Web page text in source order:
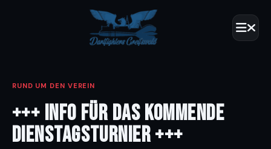
RUND UM DEN VEREIN
+++ INFO FÜR DAS KOMMENDE
DIENSTAGSTURNIER +++